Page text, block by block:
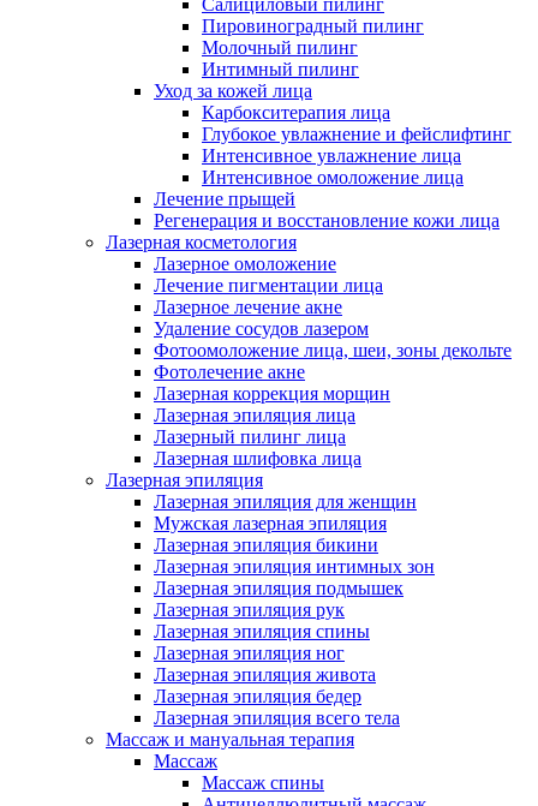
Салициловый пилинг
Пировиноградный пилинг
Молочный пилинг
Интимный пилинг
Уход за кожей лица
Карбокситерапия лица
Глубокое увлажнение и фейслифтинг
Интенсивное увлажнение лица
Интенсивное омоложение лица
Лечение прыщей
Регенерация и восстановление кожи лица
Лазерная косметология
Лазерное омоложение
Лечение пигментации лица
Лазерное лечение акне
Удаление сосудов лазером
Фотоомоложение лица, шеи, зоны декольте
Фотолечение акне
Лазерная коррекция морщин
Лазерная эпиляция лица
Лазерный пилинг лица
Лазерная шлифовка лица
Лазерная эпиляция
Лазерная эпиляция для женщин
Мужская лазерная эпиляция
Лазерная эпиляция бикини
Лазерная эпиляция интимных зон
Лазерная эпиляция подмышек
Лазерная эпиляция рук
Лазерная эпиляция спины
Лазерная эпиляция ног
Лазерная эпиляция живота
Лазерная эпиляция бедер
Лазерная эпиляция всего тела
Массаж и мануальная терапия
Массаж
Массаж спины